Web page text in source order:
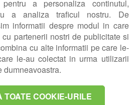
a personaliza continutul,
a analiza traficul nostru. De
informatii despre modul in care
partenerii nostri de publicitate si
cu alte informatii pe care le-
le-au colectat in urma utilizarii
dumneavoastra.
TOATE COOKIE-URILE
obtinuta “Ecografia
universitar, catedra Recuperare
specialist Recuperare medicala,